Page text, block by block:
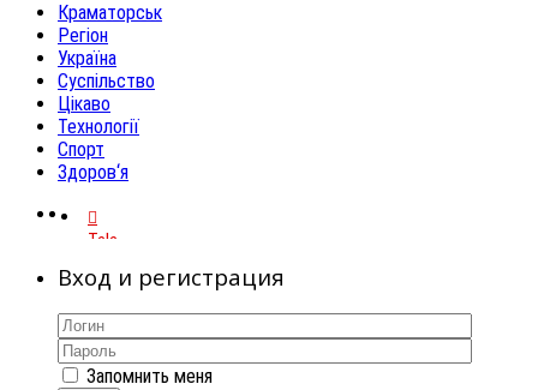
Краматорськ
Регіон
Україна
Суспільство
Цікаво
Технології
Спорт
Здоров‘я
Telegram
Вход и регистрация
Запомнить меня